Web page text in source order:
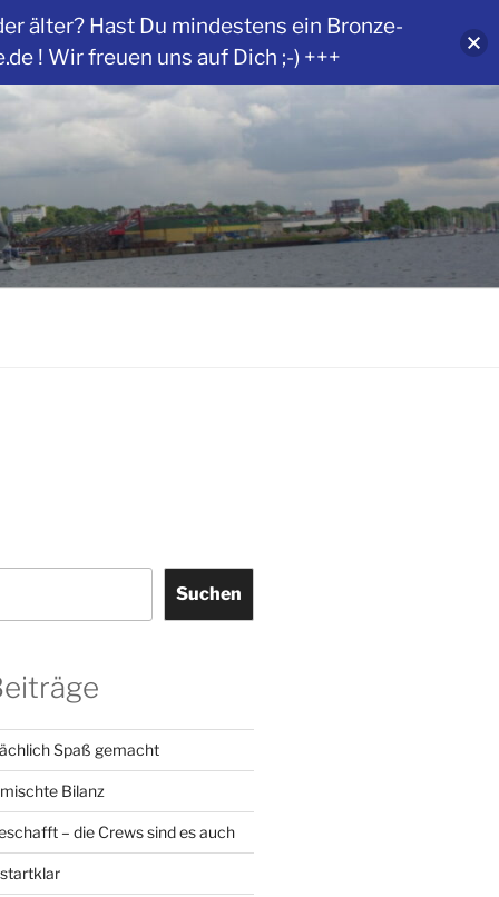
Suchen
Spaß gemacht
Bilanz
– die Crews sind es auch
älter? Hast Du mindestens ein Bronze-
! Wir freuen uns auf Dich ;-) +++